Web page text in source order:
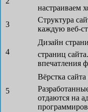
настраиваем
3
Структура
каждую веб-
4
Дизайн
страниц
впечатления
5
Вёрстка
отдаются на